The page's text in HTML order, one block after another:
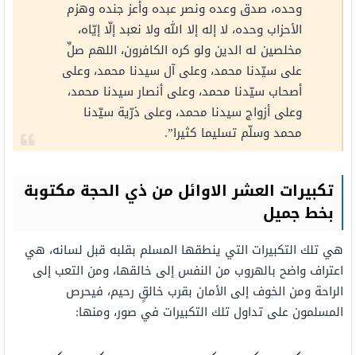
وحده، صدق وعده ونصر عبده وأعز جنده وهزم
الأحزاب وحده، لا إله إلا الله ولا نعبد إلّا إيّاه،
مخلصين له الدين ولو كره الكافرون، اللهم صلِّ
على سيّدنا محمد، وعلى آل سيدنا محمد، وعلى
أصحاب سيّدنا محمد، وعلى أنصار سيدنا محمد،
وعلى أزواج سيدنا محمد، وعلى ذرّية سيّدنا
محمد وسلّم تسليما كثيرا”.
تكبيرات العشر الاوائل من ذي الحجة مكتوبة
بخط جميل
هي تلك التكبيرات التي ينطقها المسلم بقلبه قبل لسانه، هي
اعتراف واضح بالهروب من النفس إلى خالقها، ومن التعب إلى
الراحة ومن الخوف إلى الأمان بقرب خالقٍ رحيم، فيحرص
المسلمون على تداول تلك التكبيرات في صور، ومنها: